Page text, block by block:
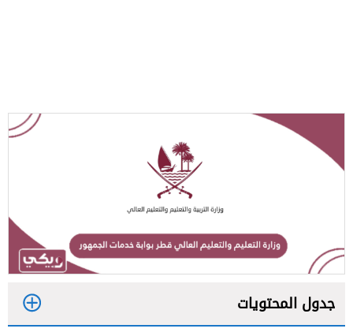
جدول المحتويات